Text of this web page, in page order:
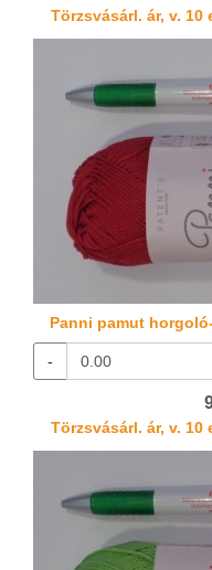
Törzsvásárl. ár, v.
Panni pamut
-
Törzsvásárl. ár, v.